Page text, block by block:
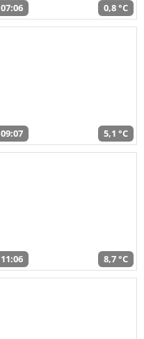
07:06 0,8 °C
09:07 5,1 °C
11:06 8,7 °C